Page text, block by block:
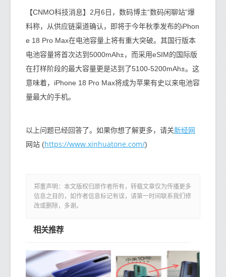
【CNMO科技消息】2月6日，数码博主“数码闲聊站”爆
料称，从供应链渠道确认，即将于今年秋季发布的iPhon
e 18 Pro Max在电池容量上将有重大突破。其国行版本
电池容量将首次达到5000mAh±，而采用eSIM的国际版
在打样阶段的最大容量更是达到了5100-5200mAh±。这
意味着，iPhone 18 Pro Max将成为苹果有史以来电池容
量最大的手机。
以上问题已经回答了。如果你想了解更多，请关新经网
网站 (https://www.xinhuatone.com/)
郑重声明：本文版权归原作者所有，转载文章仅为传播更多
信息之目的，如作者信息标记有误，请第一时间联系我们修
改或删除，多谢。
相关推荐